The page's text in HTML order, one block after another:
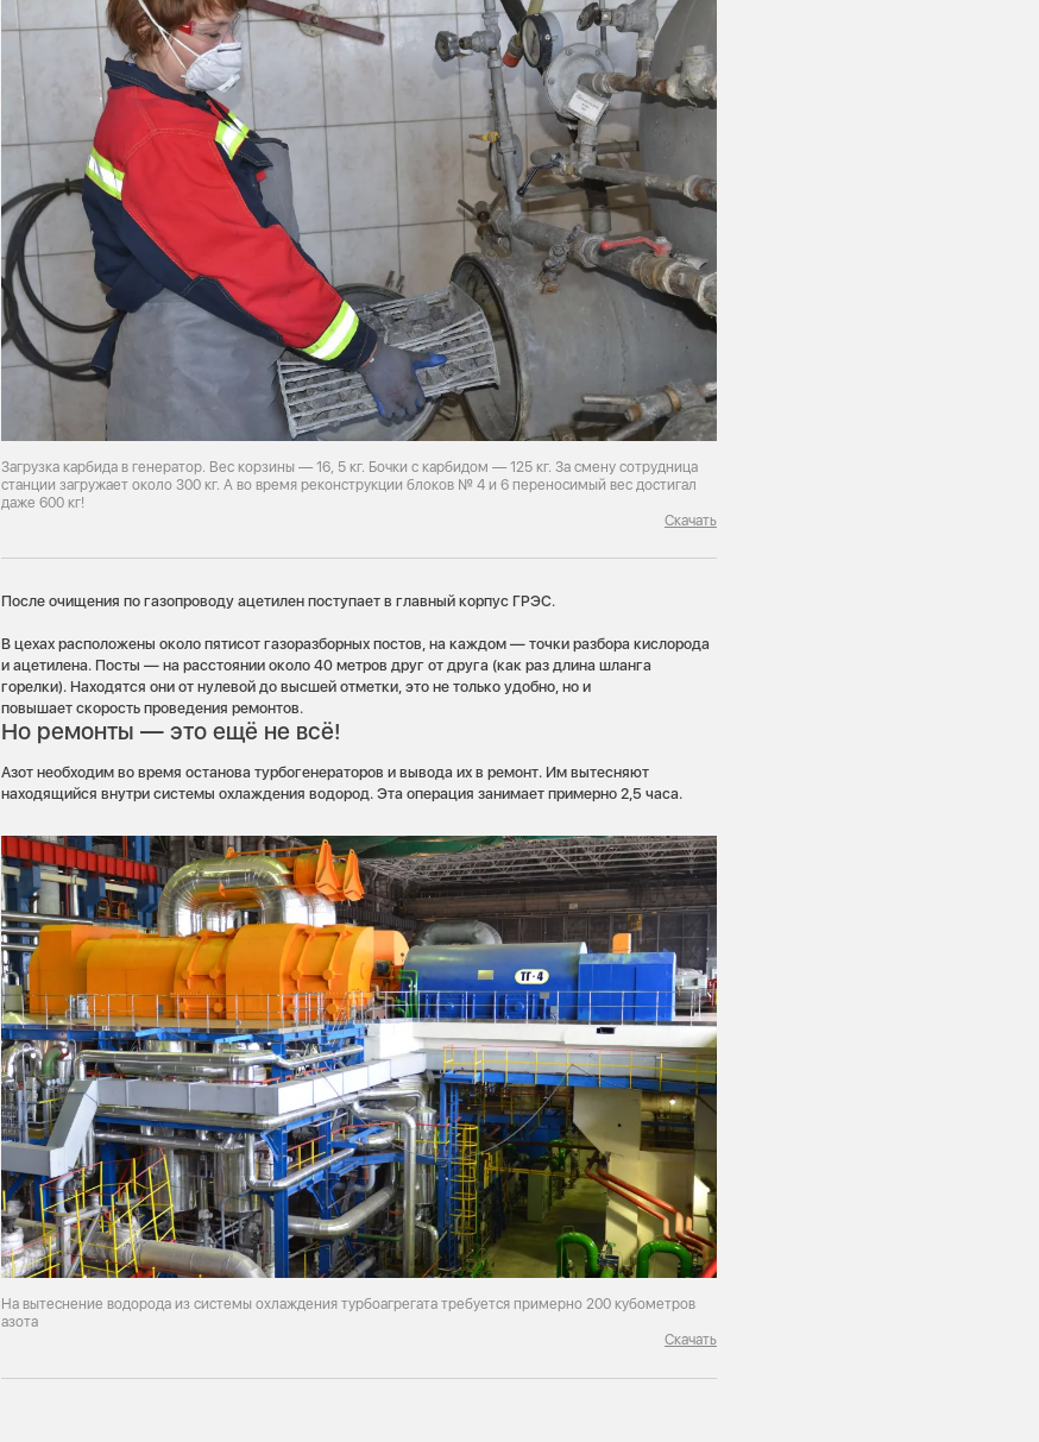
Загрузка карбида в генератор. Вес корзины — 16, 5 кг. Бочки с карбидом — 125 кг. За смену сотрудница
станции загружает около 300 кг. А во время реконструкции блоков № 4 и 6 переносимый вес достигал
даже 600 кг!
Скачать
После очищения по газопроводу ацетилен поступает в главный корпус ГРЭС.
В цехах расположены около пятисот газоразборных постов, на каждом — точки разбора кислорода
и ацетилена. Посты — на расстоянии около 40 метров друг от друга (как раз длина шланга
горелки). Находятся они от нулевой до высшей отметки, это не только удобно, но и
повышает скорость проведения ремонтов.
Но ремонты — это ещё не всё!
Азот необходим во время останова турбогенераторов и вывода их в ремонт. Им вытесняют
находящийся внутри системы охлаждения водород. Эта операция занимает примерно 2,5 часа.
На вытеснение водорода из системы охлаждения турбоагрегата требуется примерно 200 кубометров
азота
Скачать